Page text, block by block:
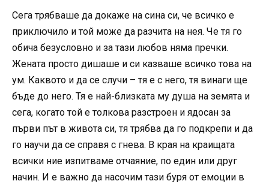
Сега трябваше да докаже на сина си, че всичко е
приключило и той може да разчита на нея. Че тя го
обича безусловно и за тази любов няма пречки.
Жената просто дишаше и си казваше всичко това на
ум. Каквото и да се случи – тя е с него, тя винаги ще
бъде до него. Тя е най-близката му душа на земята и
сега, когато той е толкова разстроен и ядосан за
първи път в живота си, тя трябва да го подкрепи и да
го научи да се справя с гнева. В края на краищата
всички ние изпитваме отчаяние, по един или друг
начин. И е важно да насочим тази буря от емоции в